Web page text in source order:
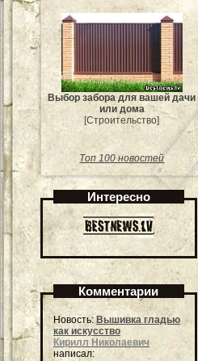
Выбор забора для вашей дачи
или дома
[Строительство]
Топ 100 новостей
Интересно
Комментарии
Новость:Вышивка гладью
как искусство
Кирилл Николаевич
написал: